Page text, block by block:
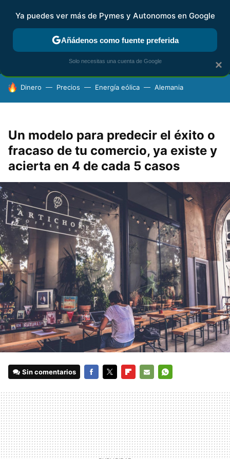
MENÚ NUEVO
FISCALIDAD Y CONTABILIDAD KIT DIGITAL
HOY SE HABLA DE
Dinero Precios Energía eólica Alemania
Un modelo para predecir el éxito o
fracaso de tu comercio, ya existe y
acierta en 4 de cada 5 casos
Sin comentarios
MAIL
×
Ya puedes ver más de Pymes y Autonomos en Google
Añádenos como fuente preferida
Solo necesitas una cuenta de Google